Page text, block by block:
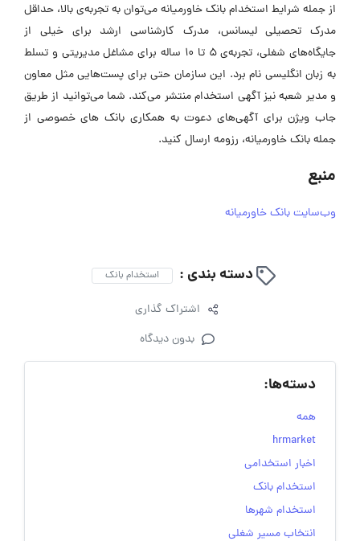
از جمله شرایط استخدام بانک خاورمیانه می‌توان به تجربه‌ی بالا، حداقل
مدرک تحصیلی لیسانس، مدرک کارشناسی ارشد برای خیلی از
جایگاه‌‌های شغلی، تجربه‌ی ۵ تا ۱۰ ساله برای مشاغل مدیریتی و تسلط
به زبان انگلیسی نام برد. این سازمان حتی برای پست‌هایی مثل معاون
و مدیر شعبه نیز آگهی استخدام منتشر می‌کند. شما می‌توانید از طریق
جاب ویژن برای آگهی‌های دعوت به همکاری بانک های خصوصی از
جملهبانک خاورمیانه، رزومه ارسال کنید.
منبع
وب‌سایت بانک خاورمیانه
دسته بندی : استخدام بانک
اشتراک گذاری
بدون دیدگاه
دسته‌ها:
همه
hrmarket
اخبار استخدامی
استخدام بانک
استخدام شهرها
انتخاب مسیر شغلی